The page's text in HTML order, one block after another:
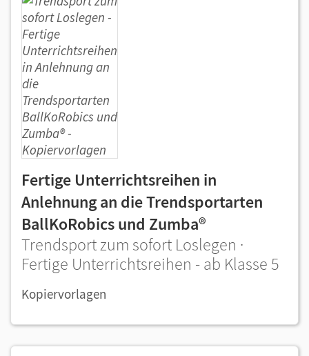
Fertige Unterrichtsreihen in
Anlehnung an die Trendsportarten
BallKoRobics und Zumba®
Trendsport zum sofort Loslegen ·
Fertige Unterrichtsreihen - ab Klasse 5
Kopiervorlagen